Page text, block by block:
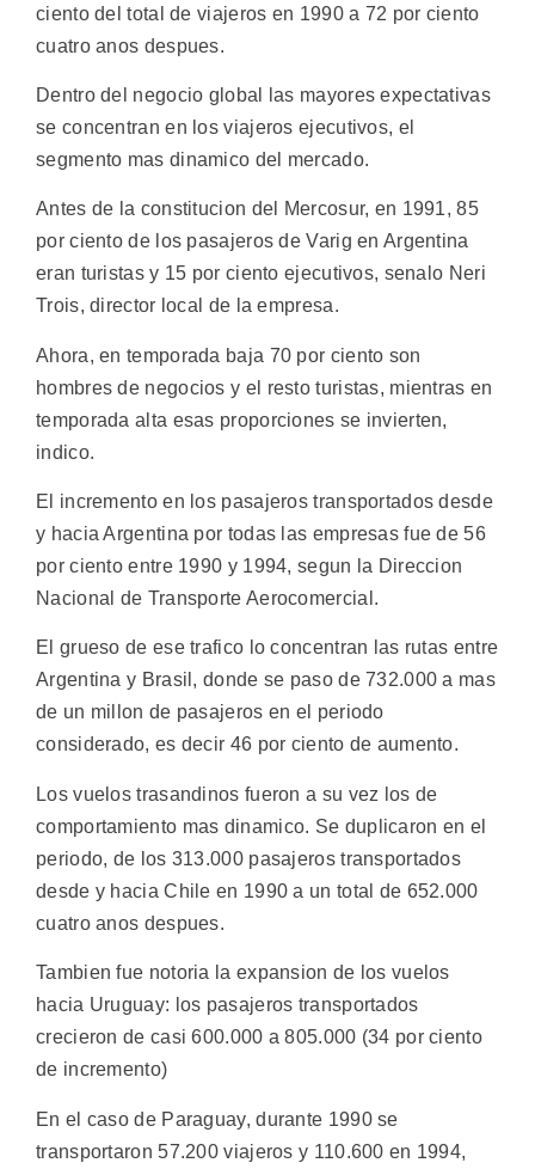
ciento del total de viajeros en 1990 a 72 por ciento
cuatro anos despues.
Dentro del negocio global las mayores expectativas
se concentran en los viajeros ejecutivos, el
segmento mas dinamico del mercado.
Antes de la constitucion del Mercosur, en 1991, 85
por ciento de los pasajeros de Varig en Argentina
eran turistas y 15 por ciento ejecutivos, senalo Neri
Trois, director local de la empresa.
Ahora, en temporada baja 70 por ciento son
hombres de negocios y el resto turistas, mientras en
temporada alta esas proporciones se invierten,
indico.
El incremento en los pasajeros transportados desde
y hacia Argentina por todas las empresas fue de 56
por ciento entre 1990 y 1994, segun la Direccion
Nacional de Transporte Aerocomercial.
El grueso de ese trafico lo concentran las rutas entre
Argentina y Brasil, donde se paso de 732.000 a mas
de un millon de pasajeros en el periodo
considerado, es decir 46 por ciento de aumento.
Los vuelos trasandinos fueron a su vez los de
comportamiento mas dinamico. Se duplicaron en el
periodo, de los 313.000 pasajeros transportados
desde y hacia Chile en 1990 a un total de 652.000
cuatro anos despues.
Tambien fue notoria la expansion de los vuelos
hacia Uruguay: los pasajeros transportados
crecieron de casi 600.000 a 805.000 (34 por ciento
de incremento)
En el caso de Paraguay, durante 1990 se
transportaron 57.200 viajeros y 110.600 en 1994,